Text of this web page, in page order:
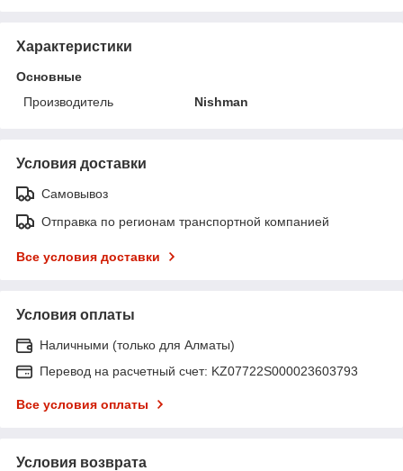
Характеристики
Основные
Производитель
Nishman
Условия доставки
Самовывоз
Отправка по регионам транспортной компанией
Все условия доставки
Условия оплаты
Наличными (только для Алматы)
Перевод на расчетный счет: KZ07722S000023603793
Все условия оплаты
Условия возврата